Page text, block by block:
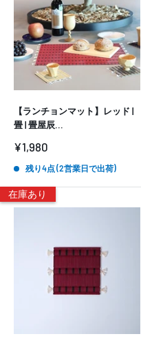
【ランチョンマット】レッド |
畳 | 畳屋辰...
販
価
¥1,980
残り4点 (2営業日で出荷)
在庫あり